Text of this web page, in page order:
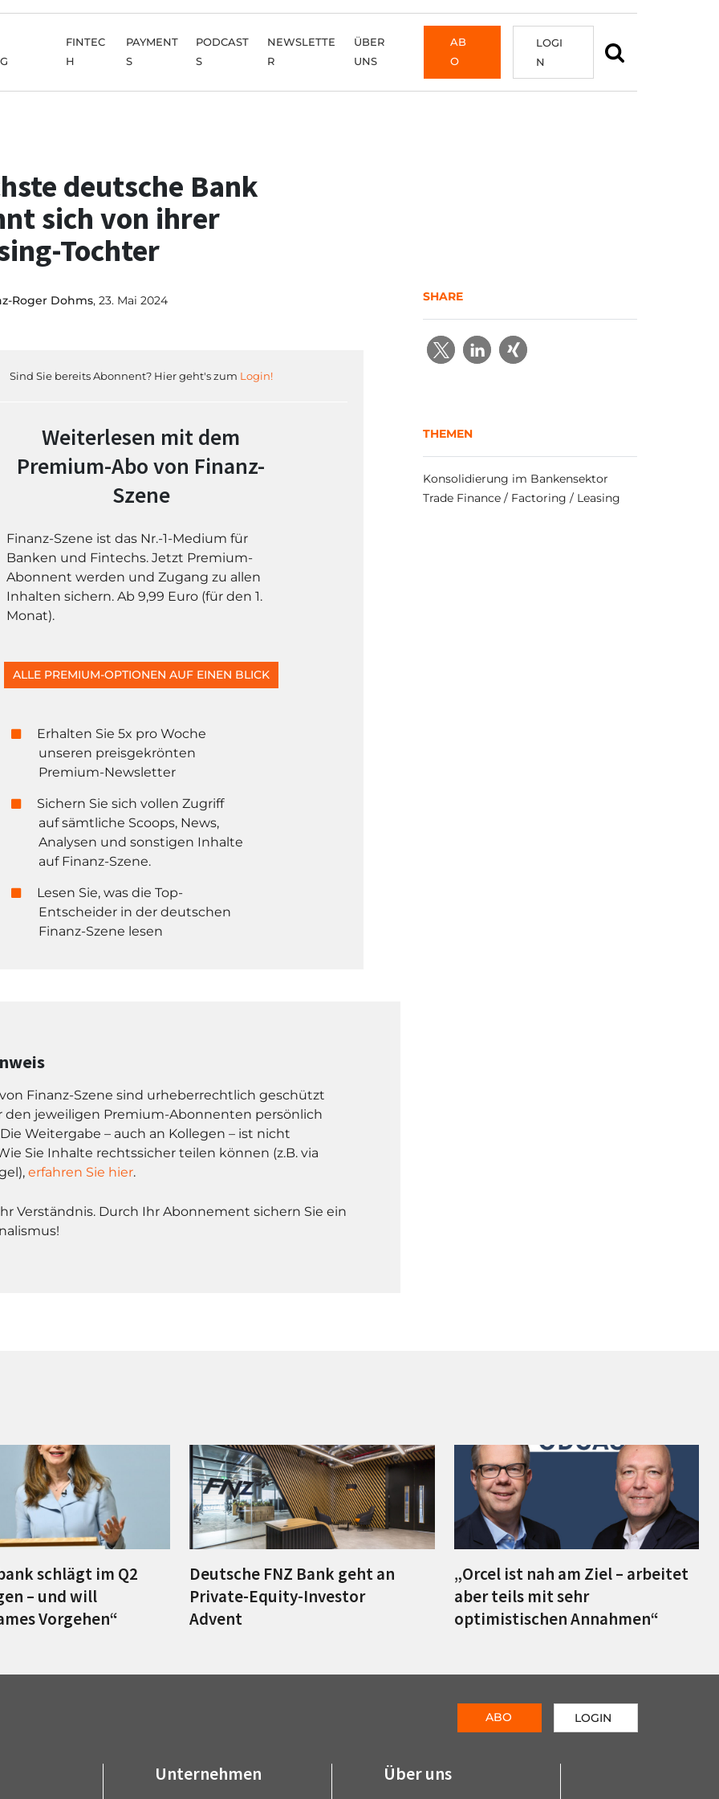
FINTEC
H
PAYMENT
S
PODCAST
S
NEWSLETTE
R
ÜBER
UNS
AB
O
LOGI
N
deutsche Bank
sich von ihrer
Tochter
Roger Dohms, 23. Mai 2024
Sind Sie bereits Abonnent? Hier geht's zum Login!
Weiterlesen mit dem
Premium-Abo von Finanz-
Szene
Finanz-Szene ist das Nr.-1-Medium für
Banken und Fintechs. Jetzt Premium-
Abonnent werden und Zugang zu allen
Inhalten sichern. Ab 9,99 Euro (für den 1.
Monat).
ALLE PREMIUM-OPTIONEN AUF EINEN BLICK
Erhalten Sie 5x pro Woche
unseren preisgekrönten
Premium-Newsletter
Sichern Sie sich vollen Zugriff
auf sämtliche Scoops, News,
Analysen und sonstigen Inhalte
auf Finanz-Szene.
Lesen Sie, was die Top-
Entscheider in der deutschen
Finanz-Szene lesen
Finanz-Szene sind urheberrechtlich geschützt
den jeweiligen Premium-Abonnenten persönlich
Weitergabe – auch an Kollegen – ist nicht
Sie Inhalte rechtssicher teilen können (z.B. via
erfahren Sie hier.
Verständnis. Durch Ihr Abonnement sichern Sie ein
SHARE
THEMEN
Konsolidierung im Bankensektor
Trade Finance / Factoring / Leasing
schlägt im Q2
– und will
Vorgehen“
Deutsche FNZ Bank geht an
Private-Equity-Investor
Advent
„Orcel ist nah am Ziel – arbeitet
aber teils mit sehr
optimistischen Annahmen“
Unternehmen Über uns
ABO LOGIN